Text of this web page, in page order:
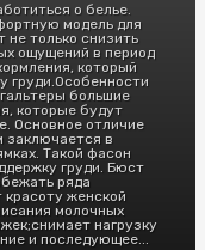
о белье.
модель для
не только снизить
ощущений в период
который
груди.Особенности
большие
которые будут
Основное отличие
заключается в
Такой фасон
груди. Бюст
ряда
красоту женской
молочных
нагрузку
и последующее...